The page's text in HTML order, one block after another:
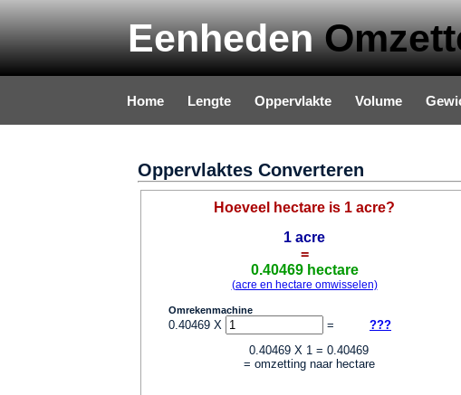
Eenheden
Home Lengte Oppervlakte Volume
Oppervlaktes Converteren
Hoeveel hectare is 1 acre?
1 acre
=
0.40469 hectare
(acre en hectare omwisselen)
Omrekenmachine
0.40469 X =
???
0.40469 X 1 = 0.40469
= omzetting naar hectare